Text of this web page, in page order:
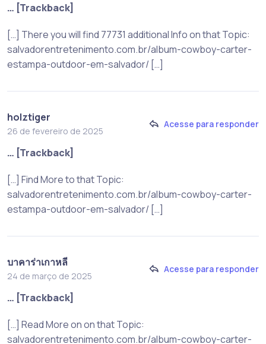
… [Trackback]
[…] There you will find 77731 additional Info on that Topic:
salvadorentretenimento.com.br/album-cowboy-carter-
estampa-outdoor-em-salvador/ […]
holztiger
26 de fevereiro de 2025
Acesse para responder
… [Trackback]
[…] Find More to that Topic:
salvadorentretenimento.com.br/album-cowboy-carter-
estampa-outdoor-em-salvador/ […]
บาคาร่าเกาหลี
24 de março de 2025
Acesse para responder
… [Trackback]
[…] Read More on on that Topic:
salvadorentretenimento.com.br/album-cowboy-carter-